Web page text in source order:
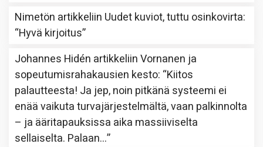
Nimetön artikkeliin Uudet kuviot, tuttu osinkovirta:
“Hyvä kirjoitus”
Johannes Hidén artikkeliinVornanen ja
sopeutumisrahakausien kesto: “Kiitos
palautteesta! Ja jep, noin pitkänä systeemi ei
enää vaikuta turvajärjestelmältä, vaan palkinnolta
– ja ääritapauksissa aika massiiviselta
sellaiselta. Palaan…”